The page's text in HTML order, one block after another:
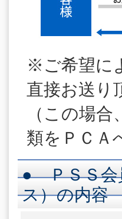
※ご希望に
直接お送り
（この場
類をＰＣＡ
● ＰＳＳ会
ス）の内容